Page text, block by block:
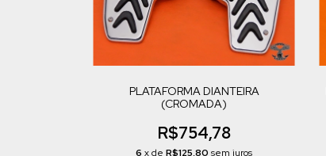
PLATAFORMA DIANTEIRA
(CROMADA)
R$754,78
6 x de R$125,80 sem juros